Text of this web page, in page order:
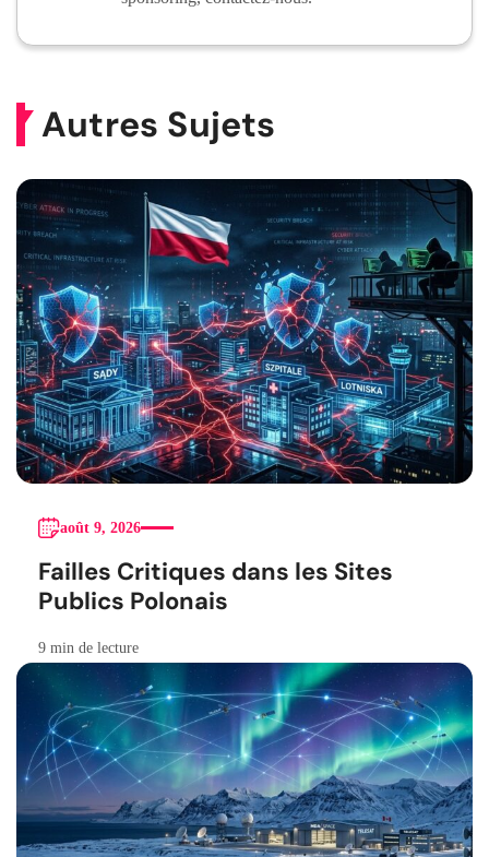
Autres Sujets
août 9, 2026
Failles Critiques dans les Sites
Publics Polonais
9 min de lecture